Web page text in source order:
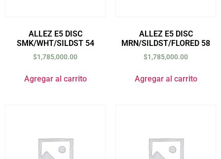
ALLEZ E5 DISC
SMK/WHT/SILDST 54
$1,785,000.00
Agregar al carrito
ALLEZ E5 DISC
MRN/SILDST/FLORED 58
$1,785,000.00
Agregar al carrito